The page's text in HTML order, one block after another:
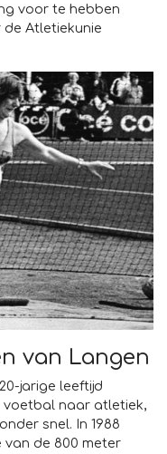
voor te hebben
Atletiekunie
van Langen
jarige leeftijd
naar atletiek,
snel. In 1988
de 800 meter